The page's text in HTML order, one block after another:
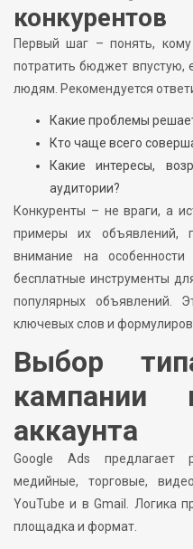
конкурентов
Первый шаг – понять,
потратить бюджет впустую,
людям. Рекомендуется
Какие проблемы
Кто чаще всего
Какие интересы,
аудитории?
Конкуренты – не враги, а
примеры их объявлений,
внимание на
бесплатные инструменты
популярных объявлений.
ключевых слов и
Выбор
кампании
аккаунта
Google Ads предлагает
медийные, торговые,
YouTube и в Gmail. Логика
площадка и формат.